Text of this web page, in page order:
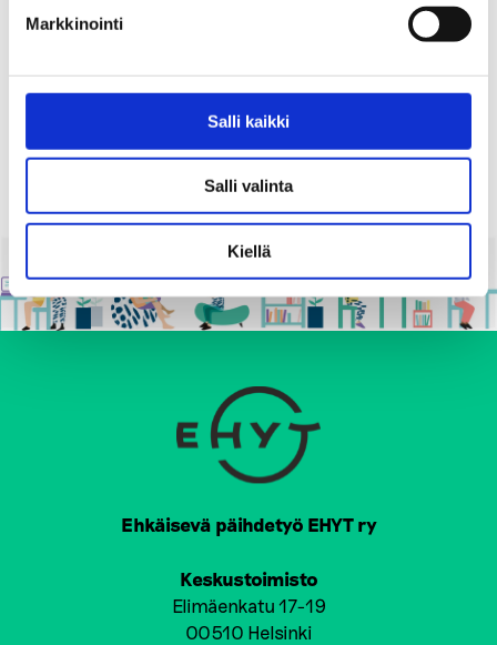
Markkinointi
Salli kaikki
Salli valinta
Kiellä
143
Ehkäisevä päihdetyö EHYT ry
Keskustoimisto
Elimäenkatu 17-19
00510 Helsinki